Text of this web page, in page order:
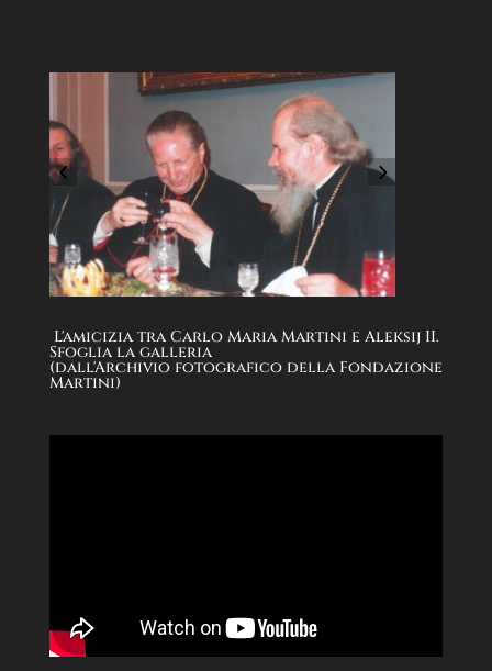
L'amicizia tra Carlo Maria Martini e Aleksij II.
Sfoglia la galleria
(dall'Archivio fotografico della Fondazione
Martini)